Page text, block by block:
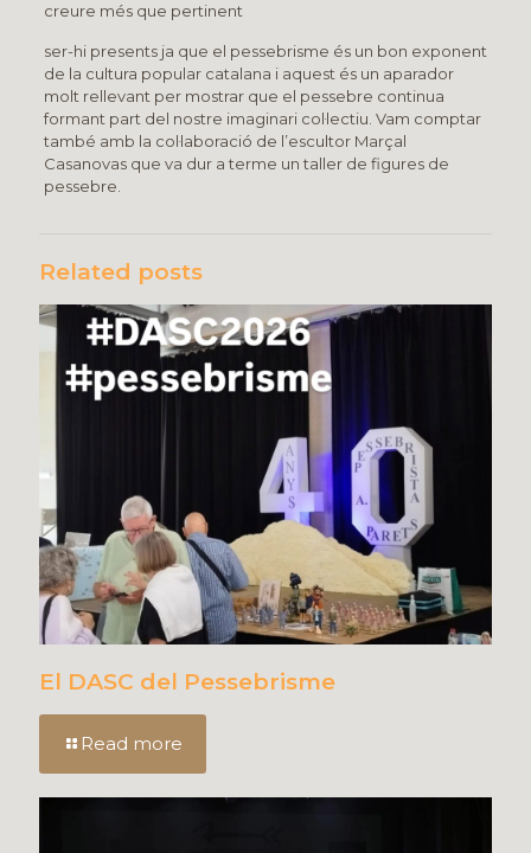
creure més que pertinent
ser-hi presents ja que el pessebrisme és un bon exponent
de la cultura popular catalana i aquest és un aparador
molt rellevant per mostrar que el pessebre continua
formant part del nostre imaginari col·lectiu. Vam comptar
també amb la col·laboració de l’escultor Marçal
Casanovas que va dur a terme un taller de figures de
pessebre.
Related posts
El DASC del Pessebrisme
Read more